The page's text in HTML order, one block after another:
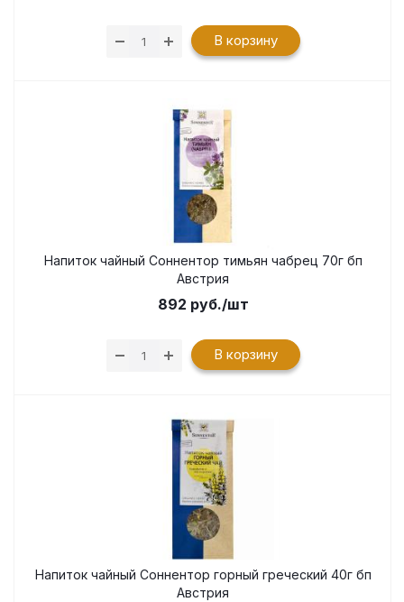
В корзину
Напиток чайный Соннентор тимьян чабрец 70г бп
Австрия
892 руб./шт
В корзину
Напиток чайный Соннентор горный греческий 40г бп
Австрия